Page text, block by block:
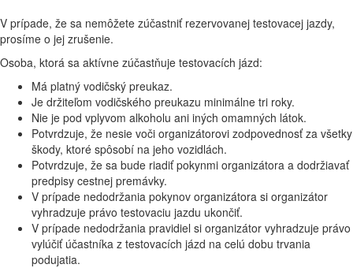
V prípade, že sa nemôžete zúčastniť rezervovanej testovacej jazdy,
prosíme o jej zrušenie.
Osoba, ktorá sa aktívne zúčastňuje testovacích jázd:
Má platný vodičský preukaz.
Je držiteľom vodičského preukazu minimálne tri roky.
Nie je pod vplyvom alkoholu ani iných omamných látok.
Potvrdzuje, že nesie voči organizátorovi zodpovednosť za všetky
škody, ktoré spôsobí na jeho vozidlách.
Potvrdzuje, že sa bude riadiť pokynmi organizátora a dodržiavať
predpisy cestnej premávky.
V prípade nedodržania pokynov organizátora si organizátor
vyhradzuje právo testovaciu jazdu ukončiť.
V prípade nedodržania pravidiel si organizátor vyhradzuje právo
vylúčiť účastníka z testovacích jázd na celú dobu trvania
podujatia.